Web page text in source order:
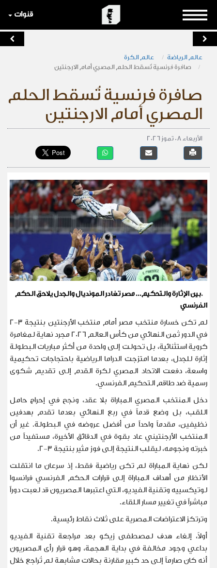
قنوات
عالم الرياضة
عالم الكرة
صافرة فرنسية تُسقط الحلم المصري أمام الارجنتين
صافرة فرنسية تُسقط الحلم
المصري أمام الارجنتين
الأربعاء 08 تموز 2026
.بين الإثارة والتحكيم... مصر تغادر المونديال والجدل يلاحق الحكم
الفرنسي
لم تكن خسارة منتخب مصر أمام منتخب الأرجنتين بنتيجة 3-2
في الدور ثمن النهائي من كأس العالم 2026 مجرد نهاية لمغامرة
كروية استثنائية، بل تحولت إلى واحدة من أكثر مباريات البطولة
إثارة للجدل، بعدما امتزجت الدراما الرياضية باحتجاجات تحكيمية
واسعة، دفعت الاتحاد المصري لكرة القدم إلى تقديم شكوى
رسمية ضد طاقم التحكيم الفرنسي.
دخل المنتخب المصري المباراة بلا عقد، ونجح في إحراج حامل
اللقب، بل وضع قدماً في ربع النهائي بعدما تقدم بهدفين
نظيفين، مقدماً واحداً من أفضل عروضه في البطولة. غير أن
المنتخب الأرجنتيني عاد بقوة في الدقائق الأخيرة، مستفيداً من
خبرته ونجومه، ليقلب النتيجة إلى فوز مثير بنتيجة 3-2
.
لكن نهاية المباراة لم تكن رياضية فقط، إذ سرعان ما انتقلت
الأنظار من أهداف المباراة إلى قرارات الحكم الفرنسي فرانسوا
لوتيكسييه وتقنية الفيديو، التي اعتبرها المصريون قد لعبت دوراً
مباشراً في تغيير مسار اللقاء.
وترتكز الاعتراضات المصرية على ثلاث نقاط رئيسية.
أولاً، إلغاء هدف لمصطفى زيكو بعد مراجعة تقنية الفيديو
بداعي وجود مخالفة في بداية الهجمة، وهو قرار رأى المصريون
أنه كان صارماً إلى حد كبير مقارنة بحالات مشابهة لم تُراجع خلال